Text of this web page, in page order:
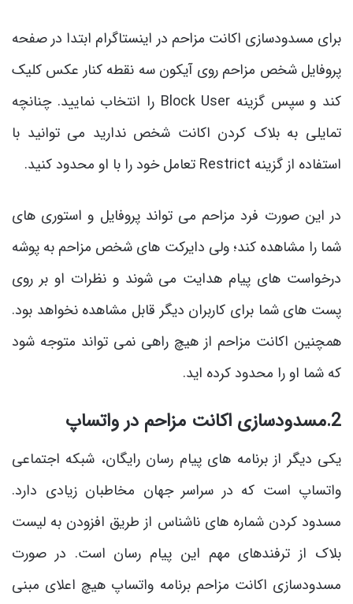
برای مسدودسازی اکانت مزاحم در اینستاگرام ابتدا در صفحه
پروفایل شخص مزاحم روی آیکون سه نقطه کنار عکس کلیک
کند و سپس گزینه Block User را انتخاب نمایید. چنانچه
تمایلی به بلاک کردن اکانت شخص ندارید می توانید با
استفاده از گزینه Restrict تعامل خود را با او محدود کنید.
در این صورت فرد مزاحم می تواند پروفایل و استوری های
شما را مشاهده کند؛ ولی دایرکت های شخص مزاحم به پوشه
درخواست های پیام هدایت می شوند و نظرات او بر روی
پست های شما برای کاربران دیگر قابل مشاهده نخواهد بود.
همچنین اکانت مزاحم از هیچ راهی نمی تواند متوجه شود
که شما او را محدود کرده اید.
2.مسدودسازی اکانت مزاحم در واتساپ
یکی دیگر از برنامه های پیام رسان رایگان، شبکه اجتماعی
واتساپ است که در سراسر جهان مخاطبان زیادی دارد.
مسدود کردن شماره های ناشناس از طریق افزودن به لیست
بلاک از ترفندهای مهم این پیام رسان است. در صورت
مسدودسازی اکانت مزاحم برنامه واتساپ هیچ اعلای مبنی